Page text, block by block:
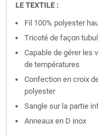
LE TEXTILE :
Fil 100% polyester
Tricoté de façon
Capable de gérer les
de températures
Confection en croix
polyester
Sangle sur la partie
Anneaux en D inox